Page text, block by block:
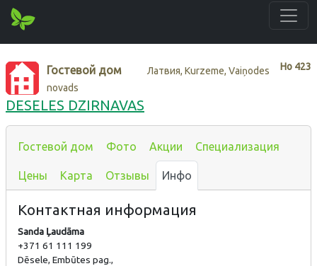
Нo 423
Гостевой дом
Латвия, Kurzeme, Vaiņodes
novads
DESELES DZIRNAVAS
Гостевой дом Фото Акции Специализация
Цены Карта Отзывы Инфо
Контактная информация
Sanda Ļaudāma
+371 61 111 199
Dēsele, Embūtes pag.,